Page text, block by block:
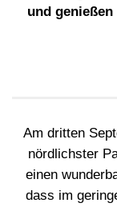
und
Am dritten
nördlichster
einen
dass im